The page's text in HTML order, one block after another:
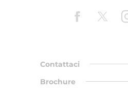
Contattaci
Brochure